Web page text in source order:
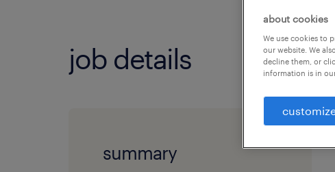
job details
summary
about cookies
We use cookies to
our website. We
decline them, or
information is in